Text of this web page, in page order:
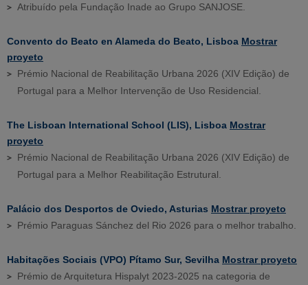
Atribuído pela Fundação Inade ao Grupo SANJOSE.
Convento do Beato en Alameda do Beato, Lisboa Mostrar
proyeto
Prémio Nacional de Reabilitação Urbana 2026 (XIV Edição) de
Portugal para a Melhor Intervenção de Uso Residencial.
The Lisboan International School (LIS), Lisboa Mostrar
proyeto
Prémio Nacional de Reabilitação Urbana 2026 (XIV Edição) de
Portugal para a Melhor Reabilitação Estrutural.
Palácio dos Desportos de Oviedo, Asturias Mostrar proyeto
Prémio Paraguas Sánchez del Rio 2026 para o melhor trabalho.
Habitações Sociais (VPO) Pítamo Sur, Sevilha Mostrar proyeto
Prémio de Arquitetura Hispalyt 2023-2025 na categoria de